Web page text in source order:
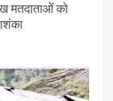
मतदाताओं को